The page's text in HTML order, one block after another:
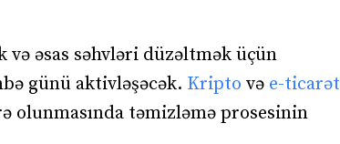
əsas səhvləri düzəltmək üçün
günü aktivləşəcək. Kripto və e-ticarət
olunmasında təmizləmə prosesinin